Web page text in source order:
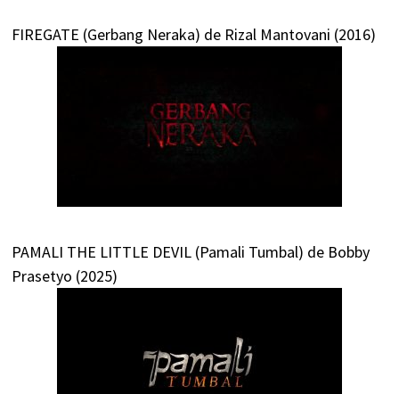
FIREGATE (Gerbang Neraka) de Rizal Mantovani (2016)
PAMALI THE LITTLE DEVIL (Pamali Tumbal) de Bobby
Prasetyo (2025)